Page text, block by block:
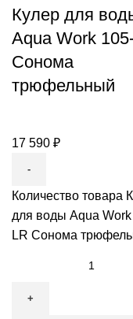
Кулер для
Aqua Work
Сонома
трюфельный
17 590 ₽
Количество товара
для воды Aqua
LR Сонома